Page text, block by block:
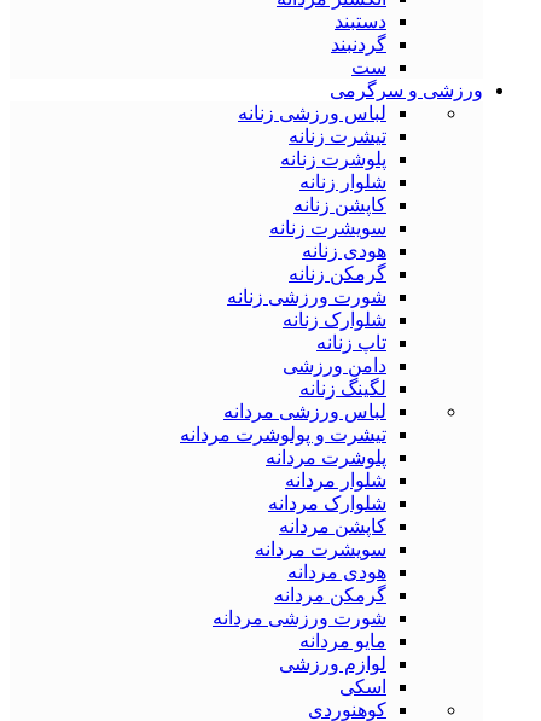
دستبند
گردنبند
ست
ورزشی و سرگرمی
لباس ورزشی زنانه
تیشرت زنانه
پلوشرت زنانه
شلوار زنانه
کاپشن زنانه
سویشرت زنانه
هودی زنانه
گرمکن زنانه
شورت ورزشی زنانه
شلوارک زنانه
تاپ زنانه
دامن ورزشی
لگینگ زنانه
لباس ورزشی مردانه
تیشرت و پولوشرت مردانه
پلوشرت مردانه
شلوار مردانه
شلوارک مردانه
کاپشن مردانه
سویشرت مردانه
هودی مردانه
گرمکن مردانه
شورت ورزشی مردانه
مایو مردانه
لوازم ورزشی
اسکی
کوهنوردی